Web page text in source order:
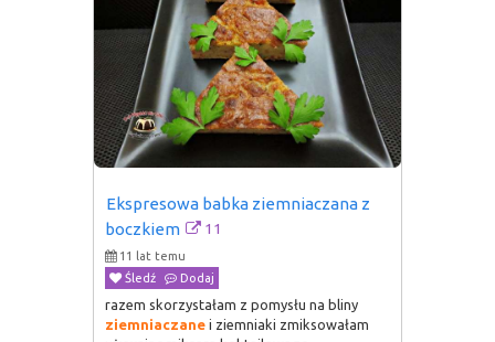
Ekspresowa babka ziemniaczana z
boczkiem
11
11 lat temu
Śledź
Dodaj
razem skorzystałam z pomysłu na bliny
ziemniaczane i ziemniaki zmiksowałam